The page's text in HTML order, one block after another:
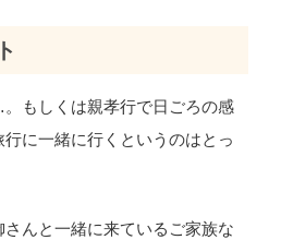
もしくは親孝行で日ごろの感
に一緒に行くというのはとっ
んと一緒に来ているご家族な